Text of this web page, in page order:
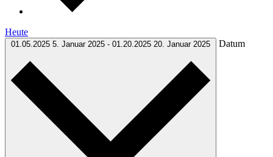
Heute
01.05.2025 5. Januar 2025 - 01.20.2025 20. Januar 2025 Datum